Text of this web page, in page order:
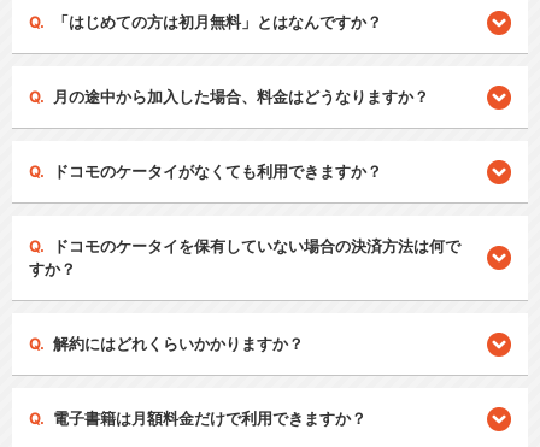
「はじめての方は初月無料」とはなんですか？
月の途中から加入した場合、料金はどうなりますか？
ドコモのケータイがなくても利用できますか？
ドコモのケータイを保有していない場合の決済方法は何で
すか？
解約にはどれくらいかかりますか？
電子書籍は月額料金だけで利用できますか？